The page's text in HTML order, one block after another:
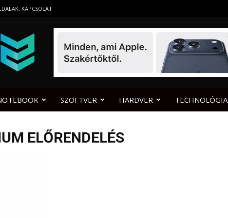
KAPCSOLAT
SZOFTVER HARDVER TECHNOLÓGIA
ELŐRENDELÉS